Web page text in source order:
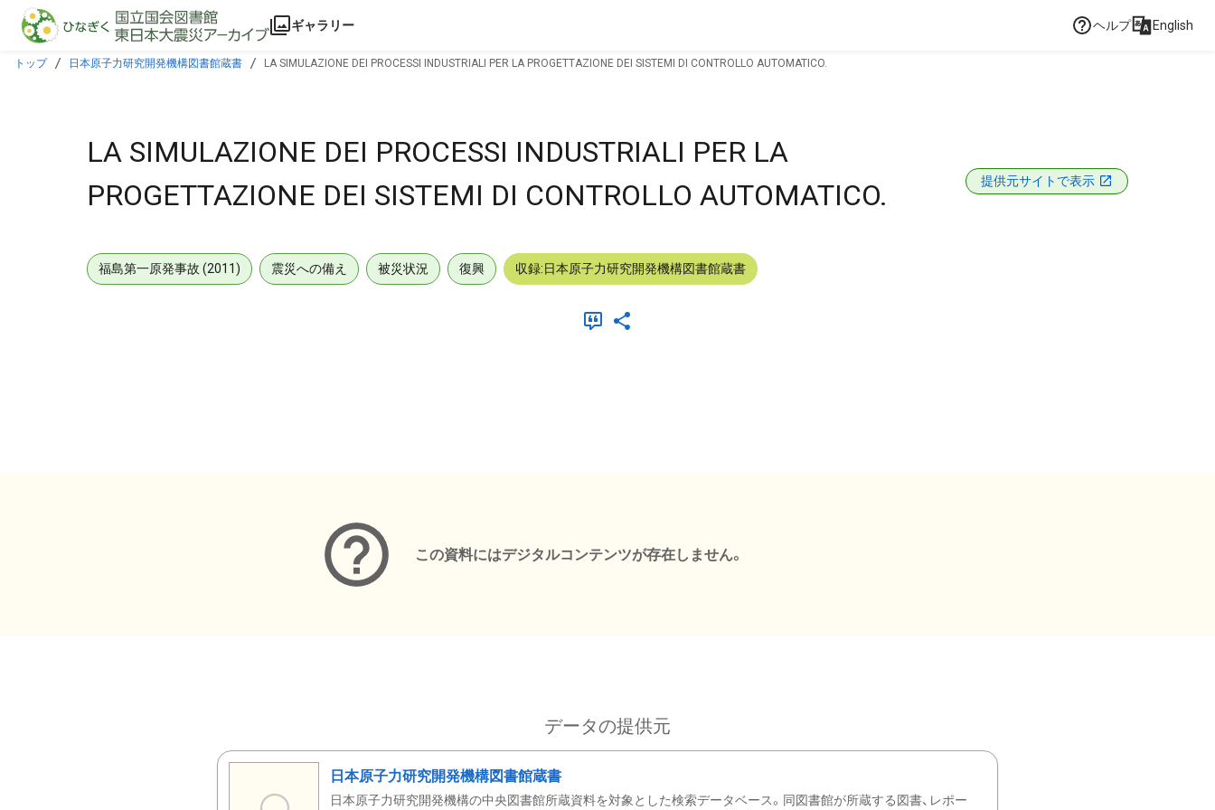
本文に飛ぶ
ギャラリー ヘルプ English
トップ 日本原子力研究開発機構図書館蔵書 LA SIMULAZIONE DEI PROCESSI INDUSTRIALI PER LA PROGETTAZIONE DEI SISTEMI DI CONTROLLO AUTOMATICO.
LA SIMULAZIONE DEI PROCESSI INDUSTRIALI PER LA
PROGETTAZIONE DEI SISTEMI DI CONTROLLO AUTOMATICO.
提供元サイトで表示
福島第一原発事故 (2011) 震災への備え 被災状況 復興 収録:日本原子力研究開発機構図書館蔵書
この資料にはデジタルコンテンツが存在しません。
データの提供元
日本原子力研究開発機構図書館蔵書
日本原子力研究開発機構の中央図書館所蔵資料を対象とした検索データベース。同図書館が所蔵する図書、レポー